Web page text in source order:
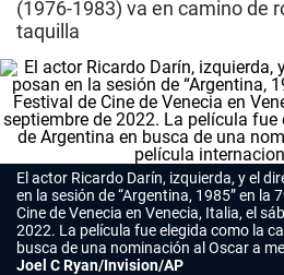
(1976-1983) va en camino de
taquilla
El actor Ricardo Darín, izquierda, y el
en la sesión de “Argentina, 1985” en la
Cine de Venecia en Venecia, Italia, el
2022. La película fue elegida como la
busca de una nominación al Oscar a
Joel C Ryan/Invision/AP